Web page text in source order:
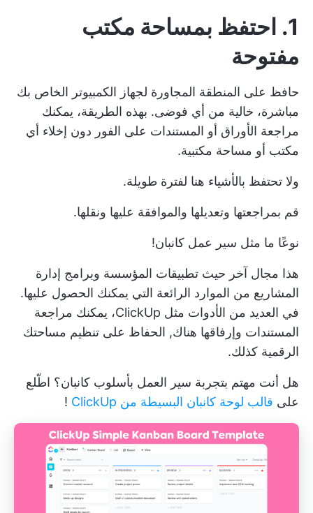
1. احتفظ بمساحة مكتب
مفتوحة
حافظ على المنطقة المجاورة لجهاز الكمبيوتر الخاص بك
مباشرة، خالية من أي فوضى. بهذه الطريقة، يمكنك
مراجعة الأوراق أو المستندات على الفور دون إخلاء أي
مكتب أو مساحة مكتبية.
ولا تحتفظ بالأشياء هنا لفترة طويلة.
قم بمراجعتها وتعديلها والموافقة عليها ونقلها.
نوعًا ما مثل سير عمل كانبان!
هذا مجال آخر حيث تطبيقات المؤسسة وبرامج إدارة
المشاريع من الموارد الرائعة التي يمكنك الحصول عليها.
في العديد من الأدوات مثل ClickUp، يمكنك مراجعة
المستندات وإرفاقها هناك, الحفاظ على تنظيم مساحتك
الرقمية كذلك.
هل أنت مهتم بتجربة سير العمل بأسلوب كانبان؟ اطّلع
على قالب لوحة كانبان البسيطة من ClickUp !